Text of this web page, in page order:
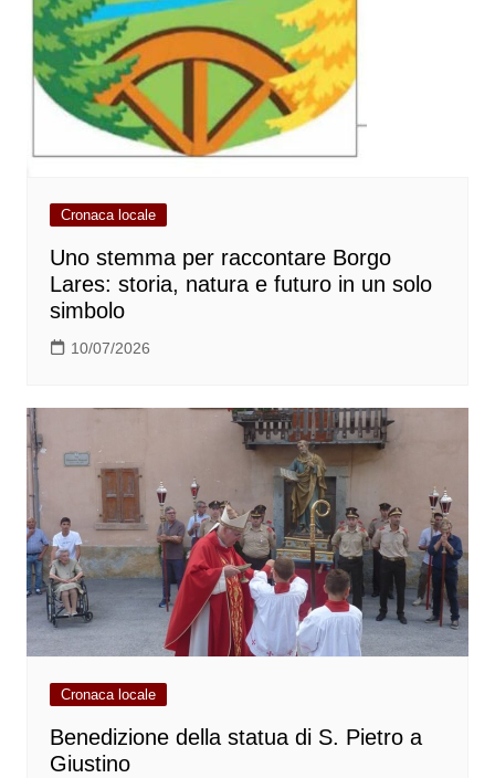
Cronaca locale
Uno stemma per raccontare Borgo
Lares: storia, natura e futuro in un solo
simbolo
10/07/2026
Cronaca locale
Benedizione della statua di S. Pietro a
Giustino